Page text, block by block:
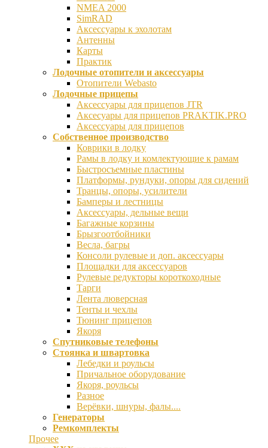
NMEA 2000
SimRAD
Аксессуары к эхолотам
Антенны
Карты
Практик
Лодочные отопители и аксессуары
Отопители Webasto
Лодочные прицепы
Аксессуары для прицепов JTR
Аксесуары для прицепов PRAKTIK.PRO
Аксессуары для прицепов
Собственное производство
Коврики в лодку
Рамы в лодку и комлектующие к рамам
Быстросъемные пластины
Платформы, рундуки, опоры для сидений
Транцы, опоры, усилители
Бамперы и лестницы
Аксессуары, дельные вещи
Багажные корзины
Брызгоотбойники
Весла, багры
Консоли рулевые и доп. аксессуары
Площадки для аксессуаров
Рулевые редукторы короткоходные
Тарги
Лента люверсная
Тенты и чехлы
Тюнинг прицепов
Якоря
Спутниковые телефоны
Стоянка и швартовка
Лебедки и роульсы
Причальное оборудование
Якоря, роульсы
Разное
Верёвки, шнуры, фалы....
Генераторы
Ремкомплекты
Прочее